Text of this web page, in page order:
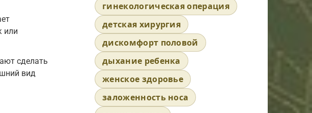
или
сделать
вид
гинекологическая операция
детская хирургия
дискомфорт половой
дыхание ребенка
женское здоровье
заложенность носа